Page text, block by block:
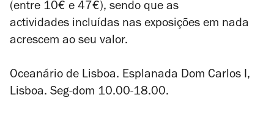
(entre 10€ e 47€), sendo que as
actividades incluídas nas exposições em nada
acrescem ao seu valor.
Oceanário de Lisboa. Esplanada Dom Carlos I,
Lisboa. Seg-dom 10.00-18.00.